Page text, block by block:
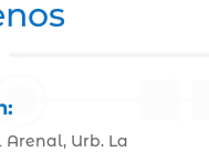
Urb. La